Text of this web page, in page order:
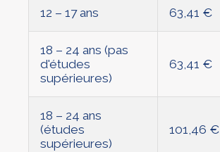
12 – 17 ans 63,41 €
18 – 24 ans (pas
d'études
supérieures)
63,41 €
18 – 24 ans
(études
supérieures)
101,46 €